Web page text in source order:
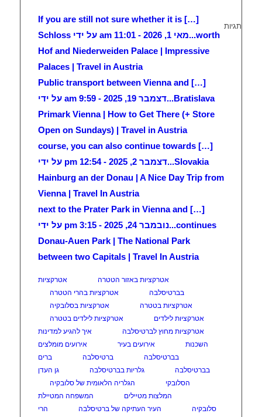
[…] If you are still not sure whether it is
worth...
מאי 1, 2026 - 11:01 am על ידי Schloss
Hof and Niederweiden Palace | Impressive
Palaces | Travel in Austria
[…] Public transport between Vienna and
Bratislava...
דצמבר 19, 2025 - 9:59 am על ידי
Primark Vienna | How to Get There (+ Store
Open on Sundays) | Travel in Austria
[…] course, you can also continue towards
Slovakia...
דצמבר 2, 2025 - 12:54 pm על ידי
Hainburg an der Donau | A Nice Day Trip from
Vienna | Travel In Austria
[…] next to the Prater Park in Vienna and
continues...
נובמבר 24, 2025 - 3:15 pm על ידי
Donau-Auen Park | The National Park
between two Capitals | Travel In Austria
תגיות
אטרקציות באזור הטטרה
אטרקציות
בברטיסלבה
אטרקציות בהרי הטטרה
אטרקציות בטטרה
אטרקציות בסלובקיה
אטרקציות לילדים
אטרקציות לילדים בטטרה
אטרקציות מחוץ לברטיסלבה
איך להגיע למדינות
השכנות
אירועים בעיר
אירועים מומלצים
בברטיסלבה
ברטיסלבה
ברים
בברטיסלבה
גלריות בברטיסלבה
גן העדן
הסלובקי
הגלריה הלאומית של סלובקיה
המלצות מטיילים
המשפחה המטיילת
סלובקיה
העיר העתיקה של ברטיסלבה
הרי